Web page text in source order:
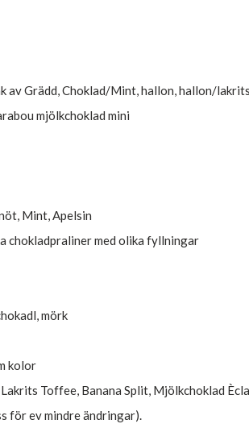
av Grädd, Choklad/Mint, hallon, hallon/
mjölkchoklad mini
Mint, Apelsin
chokladpraliner med olika fyllningar
mörk
kolor
Toffee, Banana Split, Mjölkchoklad
för ev mindre ändringar).